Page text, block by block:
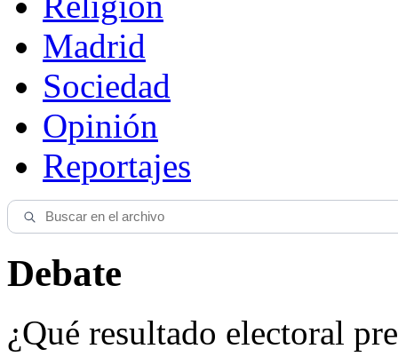
Madrid
Sociedad
Opinión
Reportajes
Debate
¿Qué resultado electoral